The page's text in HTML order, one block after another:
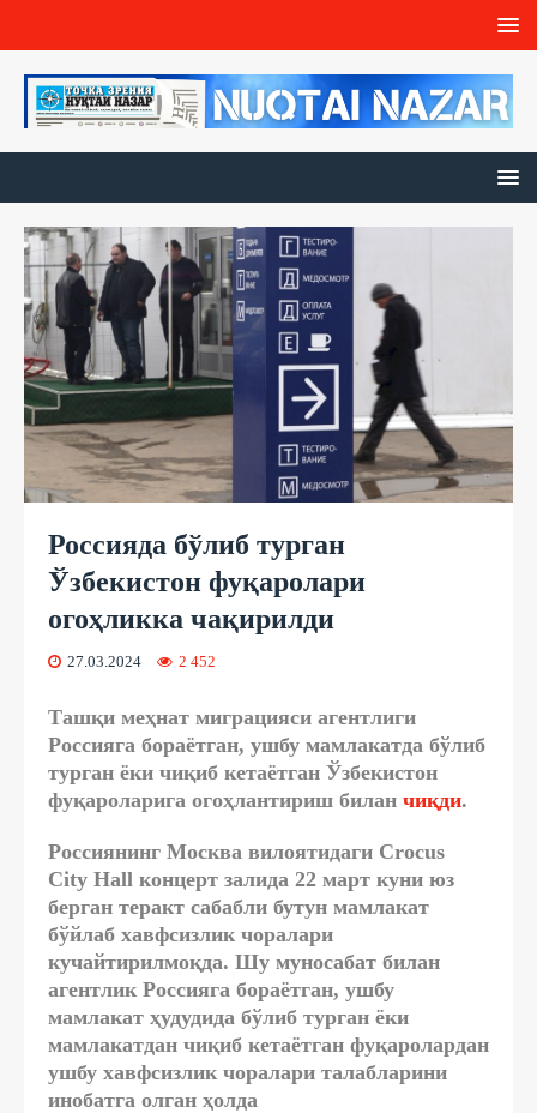
Россияда бўлиб турган
Ўзбекистон фуқаролари
огоҳликка чақирилди
27.03.2024 2 452
Ташқи меҳнат миграцияси агентлиги
Россияга бораётган, ушбу мамлакатда бўлиб
турган ёки чиқиб кетаётган Ўзбекистон
фуқароларига огоҳлантириш билан чиқди.
Россиянинг Москва вилоятидаги Crocus
City Hall концерт залида 22 март куни юз
берган теракт сабабли бутун мамлакат
бўйлаб хавфсизлик чоралари
кучайтирилмоқда. Шу муносабат билан
агентлик Россияга бораётган, ушбу
мамлакат ҳудудида бўлиб турган ёки
мамлакатдан чиқиб кетаётган фуқаролардан
ушбу хавфсизлик чоралари талабларини
инобатга олган ҳолда